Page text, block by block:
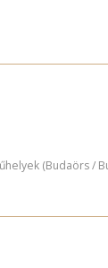
(Budaörs /